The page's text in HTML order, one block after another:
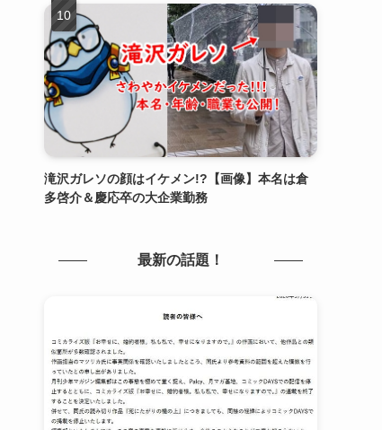
滝沢ガレソの顔はイケメン!?【画像】本名は倉
多啓介＆慶応卒の大企業勤務
最新の話題！